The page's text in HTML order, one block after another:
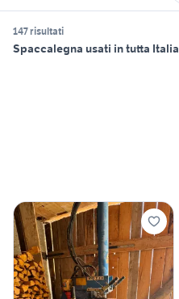
147 risultati
Spaccalegna usati in tutta Italia